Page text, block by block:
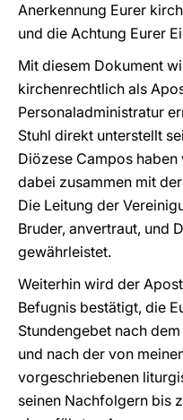
Anerkennung Eurer
und die Achtung Eurer
Mit diesem Dokument
kirchenrechtlich als
Personaladministratur
Stuhl direkt unterstellt
Diözese Campos
dabei zusammen mit
Die Leitung der
Bruder, anvertraut, und
gewährleistet.
Weiterhin wird der
Befugnis bestätigt, die
Stundengebet nach
und nach der von
vorgeschriebenen
seinen Nachfolgern bis